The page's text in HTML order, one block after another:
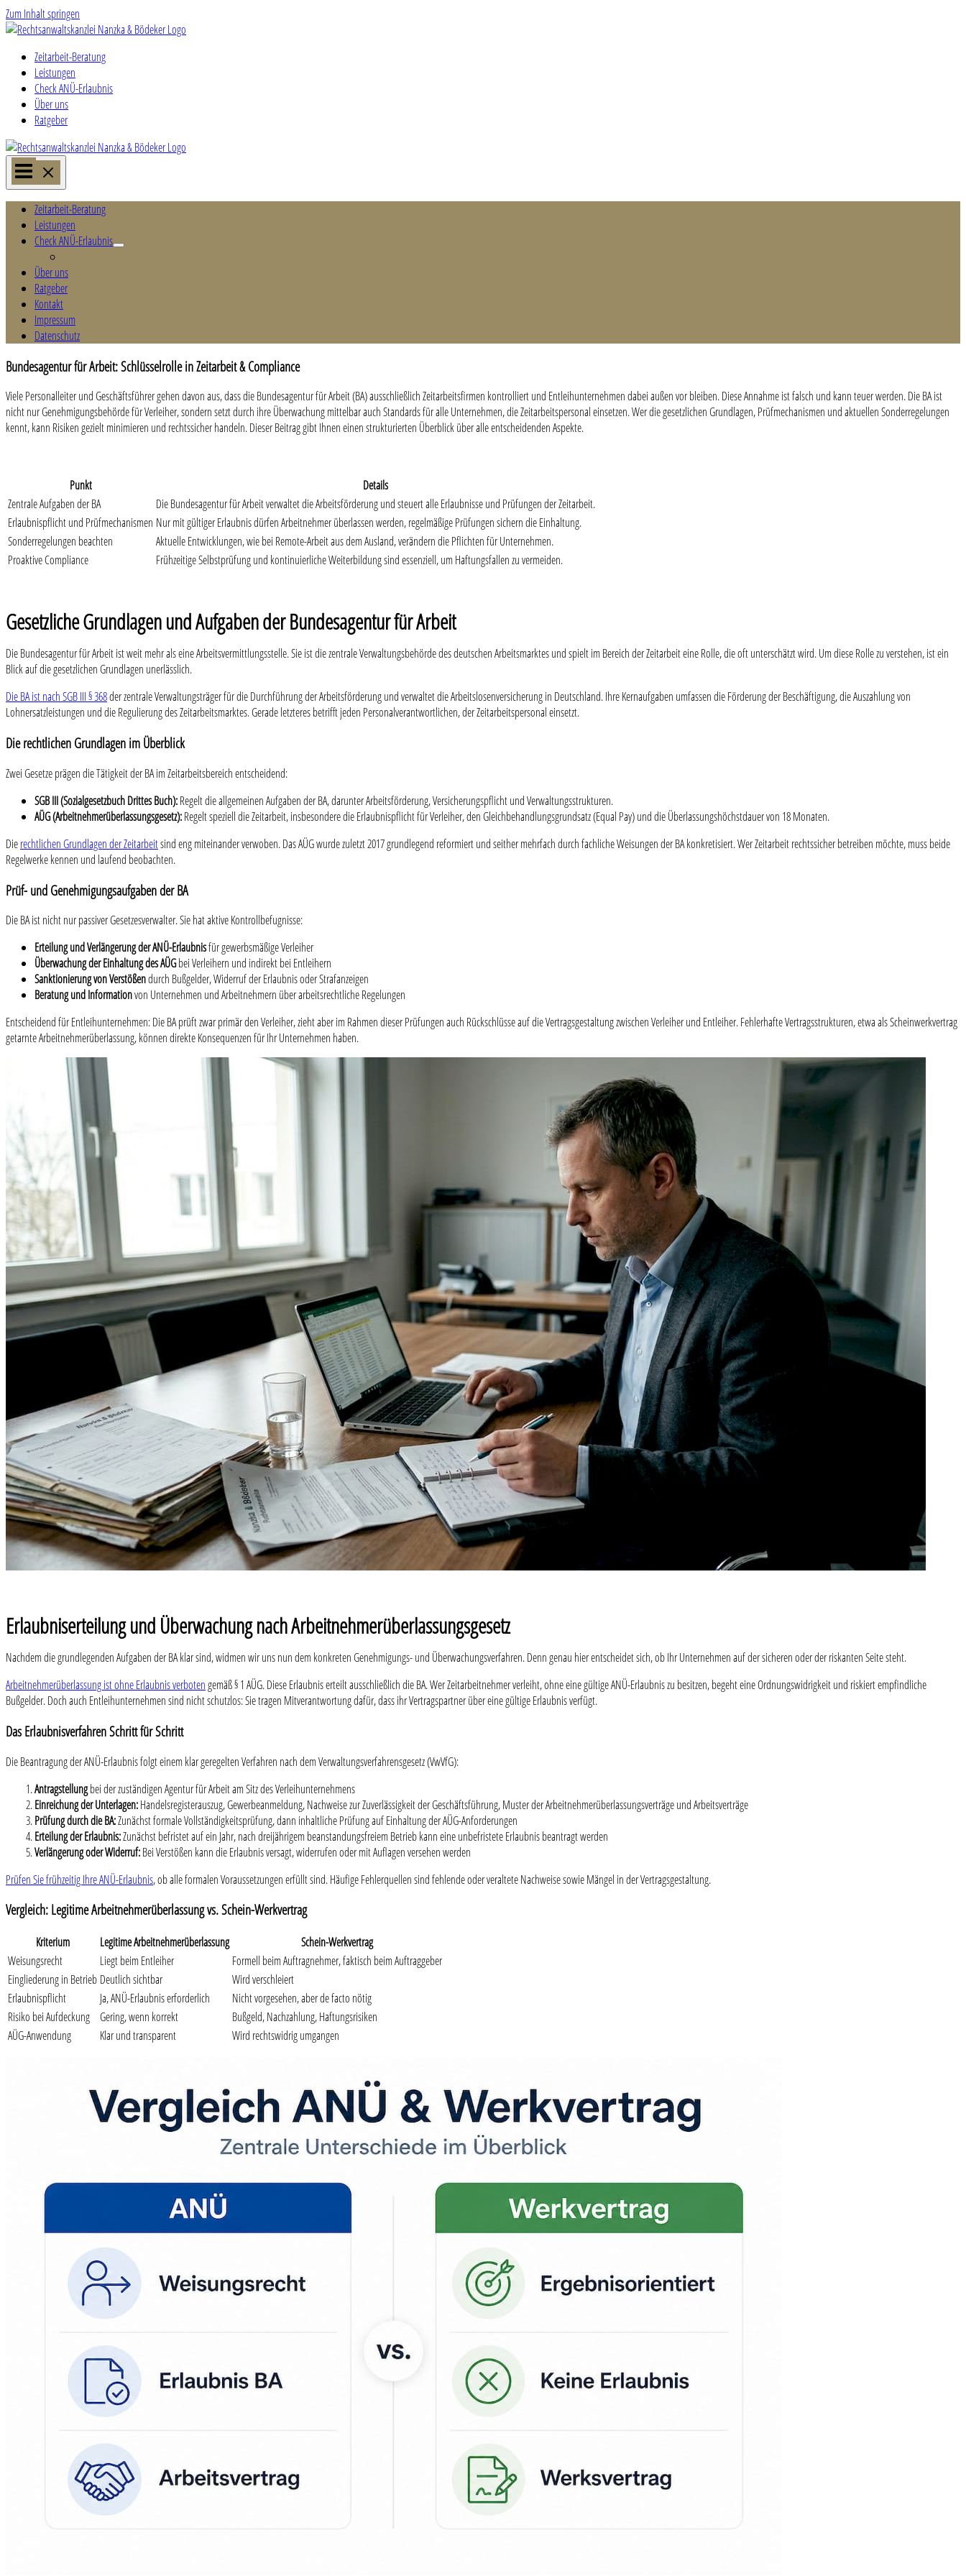
Zum Inhalt springen
Zeitarbeit-Beratung
Leistungen
Check ANÜ-Erlaubnis
Über uns
Ratgeber
Zeitarbeit-Beratung
Leistungen
Check ANÜ-Erlaubnis
Über uns
Ratgeber
Kontakt
Impressum
Datenschutz
Bundesagentur für Arbeit: Schlüsselrolle in Zeitarbeit & Compliance
Viele Personalleiter und Geschäftsführer gehen davon aus, dass die Bundesagentur für Arbeit (BA) ausschließlich Zeitarbeitsfirmen kontrolliert und Entleihunternehmen dabei außen vor bleiben. Diese Annahme ist falsch und kann teuer werden. Die BA ist
nicht nur Genehmigungsbehörde für Verleiher, sondern setzt durch ihre Überwachung mittelbar auch Standards für alle Unternehmen, die Zeitarbeitspersonal einsetzen. Wer die gesetzlichen Grundlagen, Prüfmechanismen und aktuellen Sonderregelungen
kennt, kann Risiken gezielt minimieren und rechtssicher handeln. Dieser Beitrag gibt Ihnen einen strukturierten Überblick über alle entscheidenden Aspekte.
Punkt
Details
Zentrale Aufgaben der BA
Die Bundesagentur für Arbeit verwaltet die Arbeitsförderung und steuert alle Erlaubnisse und Prüfungen der Zeitarbeit.
Erlaubnispflicht und Prüfmechanismen Nur mit gültiger Erlaubnis dürfen Arbeitnehmer überlassen werden, regelmäßige Prüfungen sichern die Einhaltung.
Sonderregelungen beachten
Aktuelle Entwicklungen, wie bei Remote-Arbeit aus dem Ausland, verändern die Pflichten für Unternehmen.
Proaktive Compliance
Frühzeitige Selbstprüfung und kontinuierliche Weiterbildung sind essenziell, um Haftungsfallen zu vermeiden.
Gesetzliche Grundlagen und Aufgaben der Bundesagentur für Arbeit
Die Bundesagentur für Arbeit ist weit mehr als eine Arbeitsvermittlungsstelle. Sie ist die zentrale Verwaltungsbehörde des deutschen Arbeitsmarktes und spielt im Bereich der Zeitarbeit eine Rolle, die oft unterschätzt wird. Um diese Rolle zu verstehen, ist ein
Blick auf die gesetzlichen Grundlagen unerlässlich.
Die BA ist nach SGB III § 368der zentrale Verwaltungsträger für die Durchführung der Arbeitsförderung und verwaltet die Arbeitslosenversicherung in Deutschland. Ihre Kernaufgaben umfassen die Förderung der Beschäftigung, die Auszahlung von
Lohnersatzleistungen und die Regulierung des Zeitarbeitsmarktes. Gerade letzteres betrifft jeden Personalverantwortlichen, der Zeitarbeitspersonal einsetzt.
Die rechtlichen Grundlagen im Überblick
Zwei Gesetze prägen die Tätigkeit der BA im Zeitarbeitsbereich entscheidend:
SGB III (Sozialgesetzbuch Drittes Buch):Regelt die allgemeinen Aufgaben der BA, darunter Arbeitsförderung, Versicherungspflicht und Verwaltungsstrukturen.
AÜG (Arbeitnehmerüberlassungsgesetz):Regelt speziell die Zeitarbeit, insbesondere die Erlaubnispflicht für Verleiher, den Gleichbehandlungsgrundsatz (Equal Pay) und die Überlassungshöchstdauer von 18 Monaten.
Dierechtlichen Grundlagen der Zeitarbeitsind eng miteinander verwoben. Das AÜG wurde zuletzt 2017 grundlegend reformiert und seither mehrfach durch fachliche Weisungen der BA konkretisiert. Wer Zeitarbeit rechtssicher betreiben möchte, muss beide
Regelwerke kennen und laufend beobachten.
Prüf- und Genehmigungsaufgaben der BA
Die BA ist nicht nur passiver Gesetzesverwalter. Sie hat aktive Kontrollbefugnisse:
Erteilung und Verlängerung der ANÜ-Erlaubnisfür gewerbsmäßige Verleiher
Überwachung der Einhaltung des AÜGbei Verleihern und indirekt bei Entleihern
Sanktionierung von Verstößendurch Bußgelder, Widerruf der Erlaubnis oder Strafanzeigen
Beratung und Informationvon Unternehmen und Arbeitnehmern über arbeitsrechtliche Regelungen
Entscheidend für Entleihunternehmen: Die BA prüft zwar primär den Verleiher, zieht aber im Rahmen dieser Prüfungen auch Rückschlüsse auf die Vertragsgestaltung zwischen Verleiher und Entleiher. Fehlerhafte Vertragsstrukturen, etwa als Scheinwerkvertrag
getarnte Arbeitnehmerüberlassung, können direkte Konsequenzen für Ihr Unternehmen haben.
Erlaubniserteilung und Überwachung nach Arbeitnehmerüberlassungsgesetz
Nachdem die grundlegenden Aufgaben der BA klar sind, widmen wir uns nun dem konkreten Genehmigungs- und Überwachungsverfahren. Denn genau hier entscheidet sich, ob Ihr Unternehmen auf der sicheren oder der riskanten Seite steht.
Arbeitnehmerüberlassung ist ohne Erlaubnis verbotengemäß § 1 AÜG. Diese Erlaubnis erteilt ausschließlich die BA. Wer Zeitarbeitnehmer verleiht, ohne eine gültige ANÜ-Erlaubnis zu besitzen, begeht eine Ordnungswidrigkeit und riskiert empfindliche
Bußgelder. Doch auch Entleihunternehmen sind nicht schutzlos: Sie tragen Mitverantwortung dafür, dass ihr Vertragspartner über eine gültige Erlaubnis verfügt.
Das Erlaubnisverfahren Schritt für Schritt
Die Beantragung der ANÜ-Erlaubnis folgt einem klar geregelten Verfahren nach dem Verwaltungsverfahrensgesetz (VwVfG):
Antragstellungbei der zuständigen Agentur für Arbeit am Sitz des Verleihunternehmens
Einreichung der Unterlagen:Handelsregisterauszug, Gewerbeanmeldung, Nachweise zur Zuverlässigkeit der Geschäftsführung, Muster der Arbeitnehmerüberlassungsverträge und Arbeitsverträge
Prüfung durch die BA:Zunächst formale Vollständigkeitsprüfung, dann inhaltliche Prüfung auf Einhaltung der AÜG-Anforderungen
Erteilung der Erlaubnis:Zunächst befristet auf ein Jahr, nach dreijährigem beanstandungsfreiem Betrieb kann eine unbefristete Erlaubnis beantragt werden
Verlängerung oder Widerruf:Bei Verstößen kann die Erlaubnis versagt, widerrufen oder mit Auflagen versehen werden
Prüfen Sie frühzeitig Ihre ANÜ-Erlaubnis, ob alle formalen Voraussetzungen erfüllt sind. Häufige Fehlerquellen sind fehlende oder veraltete Nachweise sowie Mängel in der Vertragsgestaltung.
Vergleich: Legitime Arbeitnehmerüberlassung vs. Schein-Werkvertrag
Kriterium Legitime Arbeitnehmerüberlassung
Schein-Werkvertrag
Weisungsrecht
Liegt beim Entleiher
Formell beim Auftragnehmer, faktisch beim Auftraggeber
Eingliederung in Betrieb Deutlich sichtbar
Wird verschleiert
Erlaubnispflicht
Ja, ANÜ-Erlaubnis erforderlich
Nicht vorgesehen, aber de facto nötig
Risiko bei Aufdeckung
Gering, wenn korrekt
Bußgeld, Nachzahlung, Haftungsrisiken
AÜG-Anwendung
Klar und transparent Wird rechtswidrig umgangen